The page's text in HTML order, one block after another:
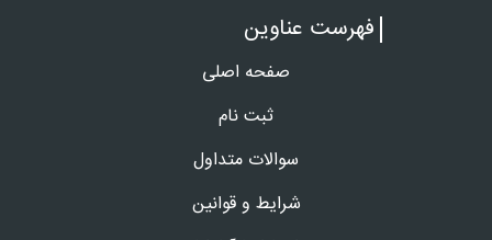
فهرست عناوین
صفحه اصلی
ثبت نام
سوالات متداول
شرایط و قوانین